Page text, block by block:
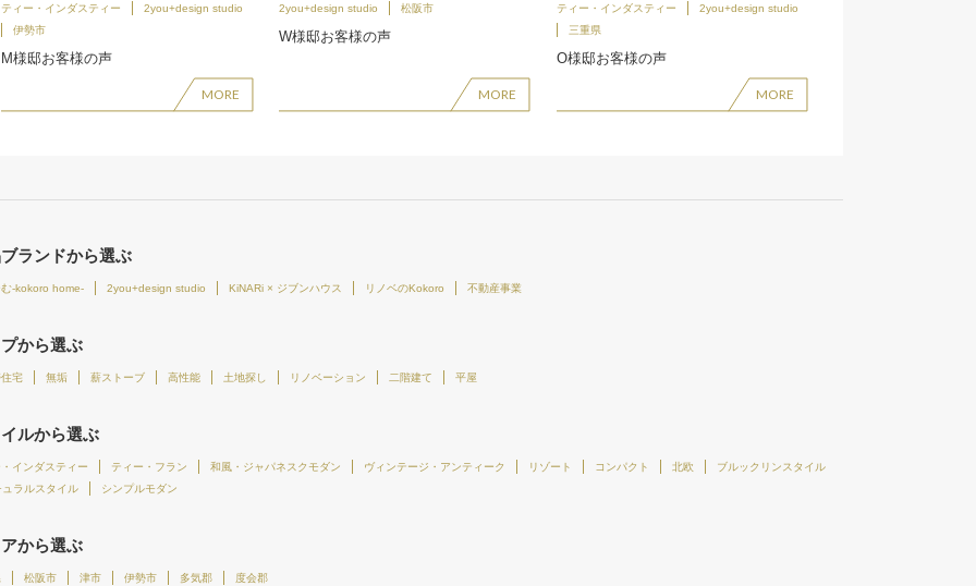
ティー・インダスティー
2you+design studio
伊勢市
M様邸お客様の声
MORE
2you+design studio 松阪市
W様邸お客様の声
MORE
ティー・インダスティー
2you+design studio
三重県
O様邸お客様の声
MORE
ランドから選ぶ
-kokoro home- 2you+design studio KiNARi × ジブンハウス リノベのKokoro 不動産事業
から選ぶ
宅 無垢 薪ストーブ 高性能 土地探し リノベーション 二階建て 平屋
ルから選ぶ
インダスティー ティー・フラン 和風・ジャパネスクモダン ヴィンテージ・アンティーク リゾート コンパクト 北欧
ブルックリンスタイル
ュラルスタイル
シンプルモダン
から選ぶ
松阪市 津市 伊勢市 多気郡 度会郡